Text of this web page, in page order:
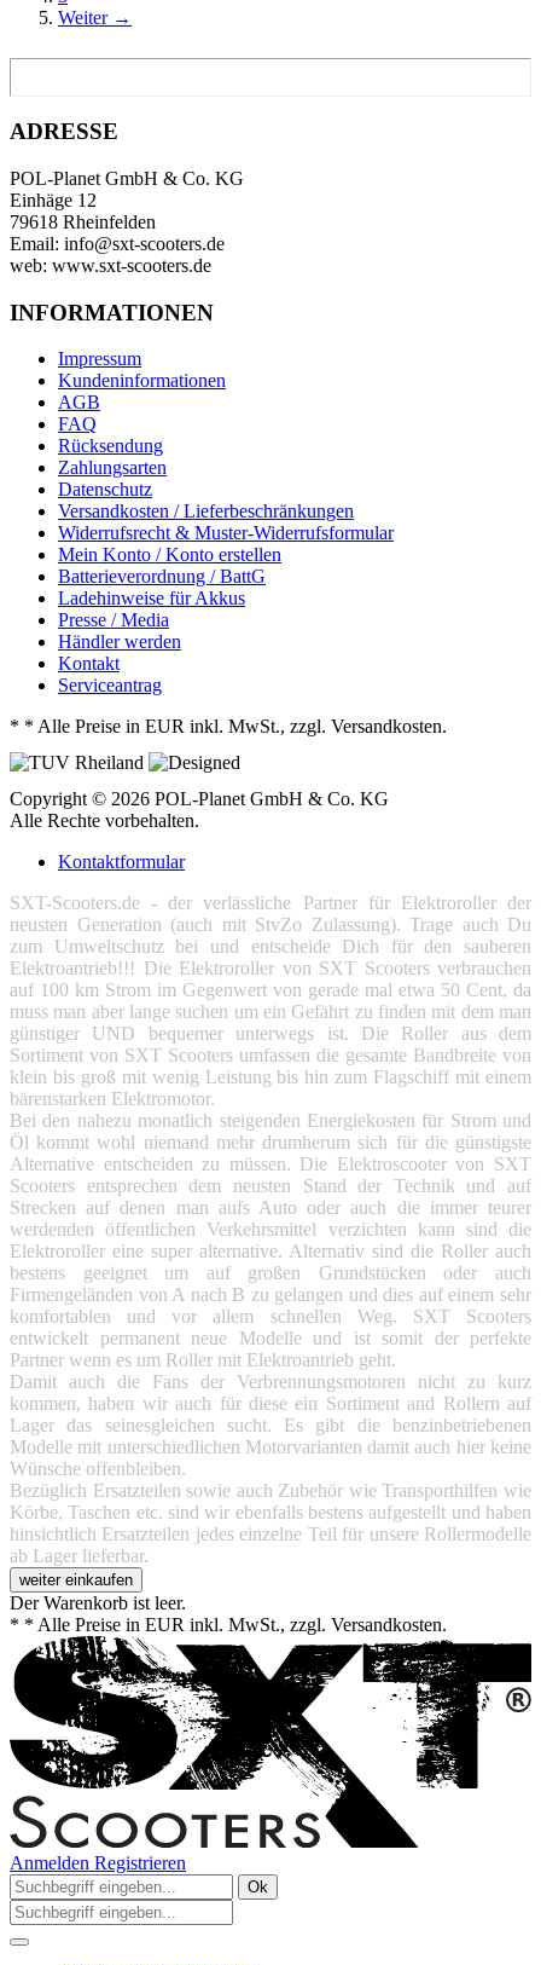
Weiter →
ADRESSE
POL-Planet GmbH & Co. KG
Einhäge 12
79618 Rheinfelden
Email: info@sxt-scooters.de
web: www.sxt-scooters.de
INFORMATIONEN
Impressum
Kundeninformationen
AGB
FAQ
Rücksendung
Zahlungsarten
Datenschutz
Versandkosten / Lieferbeschränkungen
Widerrufsrecht & Muster-Widerrufsformular
Mein Konto / Konto erstellen
Batterieverordnung / BattG
Ladehinweise für Akkus
Presse / Media
Händler werden
Kontakt
Serviceantrag
* * Alle Preise in EUR inkl. MwSt., zzgl. Versandkosten.
Copyright © 2026 POL-Planet GmbH & Co. KG
Alle Rechte vorbehalten.
Kontaktformular
SXT-Scooters.de - der verlässliche Partner für Elektroroller der
neusten Generation (auch mit StvZo Zulassung). Trage auch Du
zum Umweltschutz bei und entscheide Dich für den sauberen
Elektroantrieb!!! Die Elektroroller von SXT Scooters verbrauchen
auf 100 km Strom im Gegenwert von gerade mal etwa 50 Cent, da
muss man aber lange suchen um ein Gefährt zu finden mit dem man
günstiger UND bequemer unterwegs ist. Die Roller aus dem
Sortiment von SXT Scooters umfassen die gesamte Bandbreite von
klein bis groß mit wenig Leistung bis hin zum Flagschiff mit einem
bärenstarken Elektromotor.
Bei den nahezu monatlich steigenden Energiekosten für Strom und
Öl kommt wohl niemand mehr drumherum sich für die günstigste
Alternative entscheiden zu müssen. Die Elektroscooter von SXT
Scooters entsprechen dem neusten Stand der Technik und auf
Strecken auf denen man aufs Auto oder auch die immer teurer
werdenden öffentlichen Verkehrsmittel verzichten kann sind die
Elektroroller eine super alternative. Alternativ sind die Roller auch
bestens geeignet um auf großen Grundstücken oder auch
Firmengeländen von A nach B zu gelangen und dies auf einem sehr
komfortablen und vor allem schnellen Weg. SXT Scooters
entwickelt permanent neue Modelle und ist somit der perfekte
Partner wenn es um Roller mit Elektroantrieb geht.
Damit auch die Fans der Verbrennungsmotoren nicht zu kurz
kommen, haben wir auch für diese ein Sortiment and Rollern auf
Lager das seinesgleichen sucht. Es gibt die benzinbetriebenen
Modelle mit unterschiedlichen Motorvarianten damit auch hier keine
Wünsche offenbleiben.
Bezüglich Ersatzteilen sowie auch Zubehör wie Transporthilfen wie
Körbe, Taschen etc. sind wir ebenfalls bestens aufgestellt und haben
hinsichtlich Ersatzteilen jedes einzelne Teil für unsere Rollermodelle
ab Lager lieferbar.
weiter einkaufen
Der Warenkorb ist leer.
* * Alle Preise in EUR inkl. MwSt., zzgl. Versandkosten.
Anmelden Registrieren
Ok